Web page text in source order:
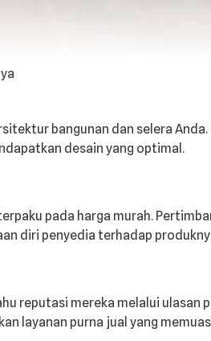
bangunan dan selera
desain yang optimal.
pada harga murah.
diri penyedia terhadap
reputasi mereka melalui ulasan
layanan purna jual yang